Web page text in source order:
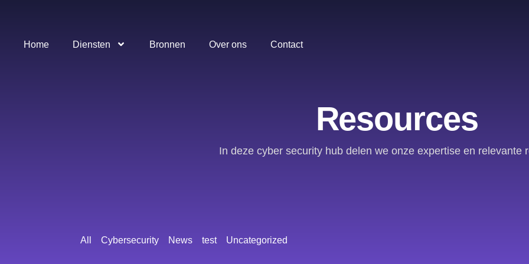
Home Diensten Bronnen Over ons Contact
Resources
In deze cyber security hub delen we onze expertise en relevante
Cybersecurity News test Uncategorized
All